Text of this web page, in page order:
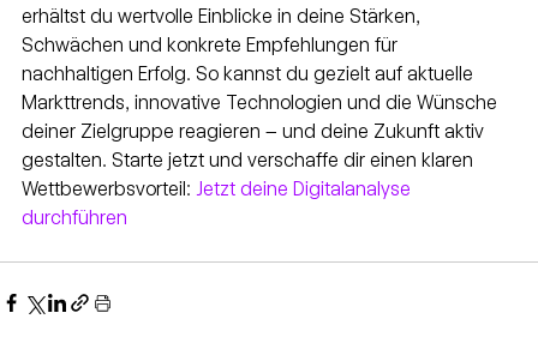
erhältst du wertvolle Einblicke in deine Stärken,
Schwächen und konkrete Empfehlungen für
nachhaltigen Erfolg. So kannst du gezielt auf aktuelle
Markttrends, innovative Technologien und die Wünsche
deiner Zielgruppe reagieren – und deine Zukunft aktiv
gestalten. Starte jetzt und verschaffe dir einen klaren
Wettbewerbsvorteil: Jetzt deine Digitalanalyse
durchführen